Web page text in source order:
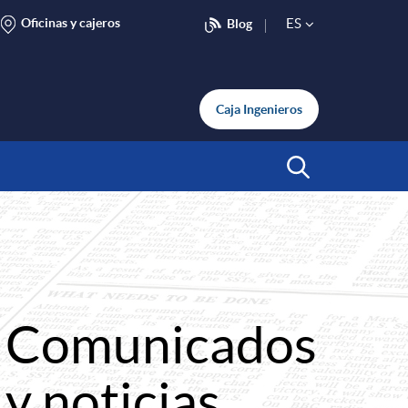
Oficinas y cajeros Blog
e
e
c
t
ES
Caja Ingenieros
Comunicados